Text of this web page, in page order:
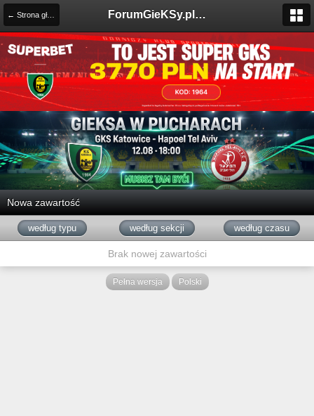
← Strona główna ForumGieKSy.pl - Oficjalne forum kibiców GKS Katowice
Nowa zawartość
według typu według sekcji według czasu
Brak nowej zawartości
Pełna wersja Polski